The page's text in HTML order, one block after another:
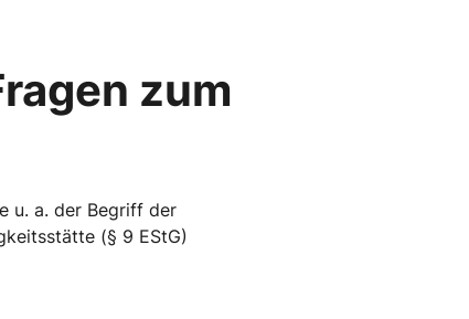
zum
u. a. der Begriff der
(§ 9 EStG)